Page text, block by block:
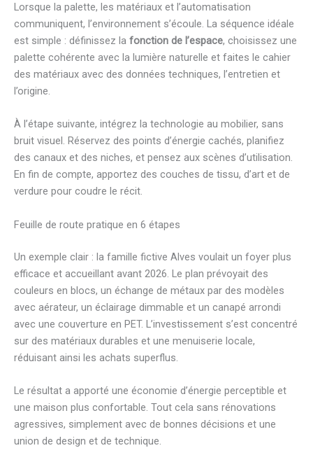
Lorsque la palette, les matériaux et l’automatisation
communiquent, l’environnement s’écoule. La séquence idéale
est simple : définissez la fonction de l’espace, choisissez une
palette cohérente avec la lumière naturelle et faites le cahier
des matériaux avec des données techniques, l’entretien et
l’origine.
À l’étape suivante, intégrez la technologie au mobilier, sans
bruit visuel. Réservez des points d’énergie cachés, planifiez
des canaux et des niches, et pensez aux scènes d’utilisation.
En fin de compte, apportez des couches de tissu, d’art et de
verdure pour coudre le récit.
Feuille de route pratique en 6 étapes
Un exemple clair : la famille fictive Alves voulait un foyer plus
efficace et accueillant avant 2026. Le plan prévoyait des
couleurs en blocs, un échange de métaux par des modèles
avec aérateur, un éclairage dimmable et un canapé arrondi
avec une couverture en PET. L’investissement s’est concentré
sur des matériaux durables et une menuiserie locale,
réduisant ainsi les achats superflus.
Le résultat a apporté une économie d’énergie perceptible et
une maison plus confortable. Tout cela sans rénovations
agressives, simplement avec de bonnes décisions et une
union de design et de technique.